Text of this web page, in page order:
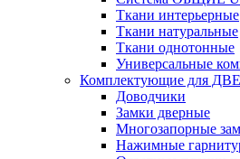
Ткани интерьерные
Ткани натуральные
Ткани однотонные
Универсальные
Комплектующие для
Доводчики
Замки дверные
Многозапорные
Нажимные